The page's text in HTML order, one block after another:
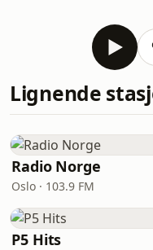
Lignende
Radio Norge
Oslo · 103.9 FM
P5 Hits